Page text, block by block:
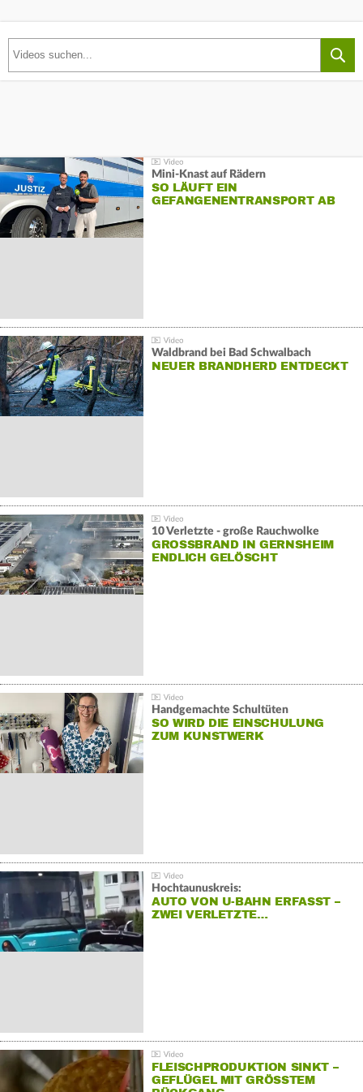
Mini-Knast auf Rädern
SO LÄUFT EIN
GEFANGENENTRANSPORT AB
Waldbrand bei Bad Schwalbach
NEUER BRANDHERD ENTDECKT
10 Verletzte - große Rauchwolke
GROSSBRAND IN GERNSHEIM E
NDLICH GELÖSCHT
Handgemachte Schultüten
SO WIRD DIE EINSCHULUNG
ZUM KUNSTWERK
Hochtaunuskreis:
AUTO VON U-BAHN ERFASST –
ZWEI VERLETZTE…
FLEISCHPRODUKTION SINKT –
GEFLÜGEL MIT GRÖSSTEM R